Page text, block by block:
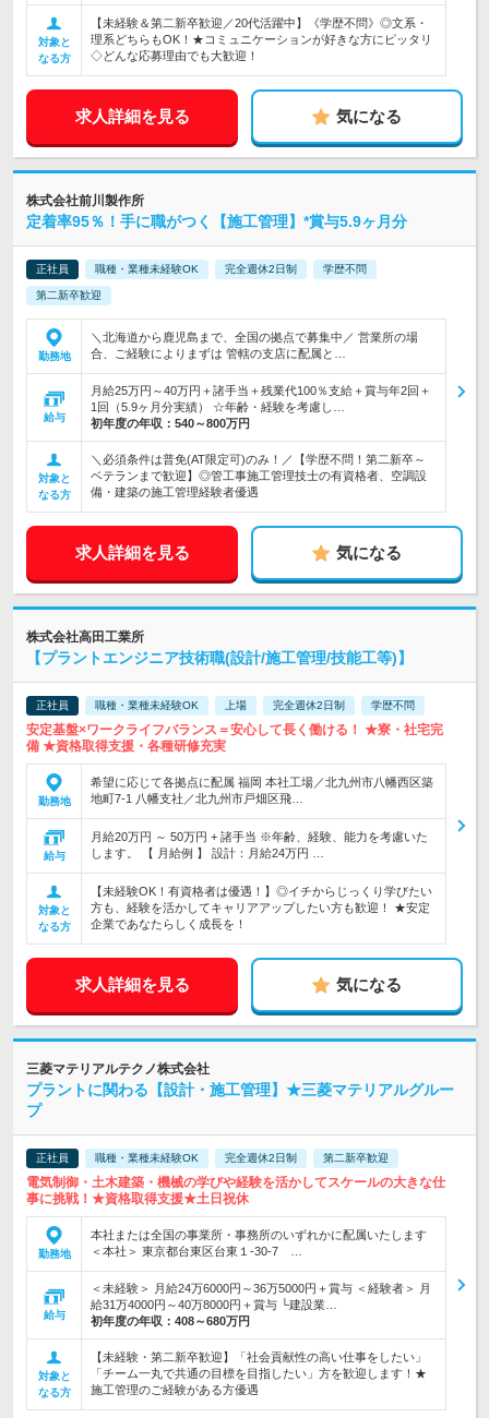
対象と
なる方
【未経験＆第二新卒歓迎／20代活躍中】《学歴不問》◎文系・
理系どちらもOK！★コミュニケーションが好きな方にピッタリ
◇どんな応募理由でも大歓迎！
求人詳細を見る 気になる
株式会社前川製作所
定着率95％！手に職がつく【施工管理】*賞与5.9ヶ月分
正社員 職種・業種未経験OK 完全週休2日制 学歴不問
第二新卒歓迎
勤務地
＼北海道から鹿児島まで、全国の拠点で募集中／ 営業所の場
合、ご経験によりまずは 管轄の支店に配属と…
給与
月給25万円～40万円＋諸手当＋残業代100％支給＋賞与年2回＋
1回（5.9ヶ月分実績） ☆年齢・経験を考慮し…
初年度の年収： 540～800万円
対象と
なる方
＼必須条件は普免(AT限定可)のみ！／【学歴不問！第二新卒～
ベテランまで歓迎】◎管工事施工管理技士の有資格者、空調設
備・建築の施工管理経験者優遇
求人詳細を見る 気になる
株式会社高田工業所
【プラントエンジニア技術職(設計/施工管理/技能工等)】
正社員 職種・業種未経験OK 上場 完全週休2日制 学歴不問
安定基盤×ワークライフバランス＝安心して長く働ける！ ★寮・社宅完
備 ★資格取得支援・各種研修充実
勤務地
希望に応じて各拠点に配属 福岡 本社工場／北九州市八幡西区築
地町7-1 八幡支社／北九州市戸畑区飛…
給与
月給20万円 ～ 50万円 + 諸手当 ※年齢、経験、能力を考慮いた
します。 【 月給例 】 設計：月給24万円 …
対象と
なる方
【未経験OK！有資格者は優遇！】◎イチからじっくり学びたい
方も、経験を活かしてキャリアアップしたい方も歓迎！ ★安定
企業であなたらしく成長を！
求人詳細を見る 気になる
三菱マテリアルテクノ株式会社
プラントに関わる【設計・施工管理】★三菱マテリアルグルー
プ
正社員 職種・業種未経験OK 完全週休2日制 第二新卒歓迎
電気制御・土木建築・機械の学びや経験を活かしてスケールの大きな仕
事に挑戦！★資格取得支援★土日祝休
勤務地
本社または全国の事業所・事務所のいずれかに配属いたします
＜本社＞ 東京都台東区台東１-30-7 …
給与
＜未経験＞ 月給24万6000円～36万5000円＋賞与 ＜経験者＞ 月
給31万4000円～40万8000円＋賞与 └建設業…
初年度の年収： 408～680万円
対象と
なる方
【未経験・第二新卒歓迎】「社会貢献性の高い仕事をしたい」
「チーム一丸で共通の目標を目指したい」方を歓迎します！★
施工管理のご経験がある方優遇